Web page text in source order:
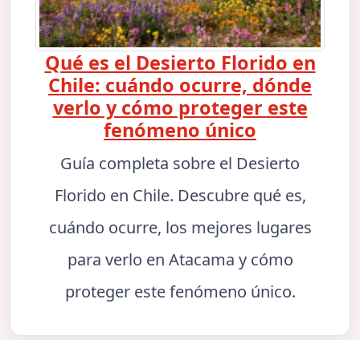
Qué es el Desierto Florido en
Chile: cuándo ocurre, dónde
verlo y cómo proteger este
fenómeno único
Guía completa sobre el Desierto
Florido en Chile. Descubre qué es,
cuándo ocurre, los mejores lugares
para verlo en Atacama y cómo
proteger este fenómeno único.